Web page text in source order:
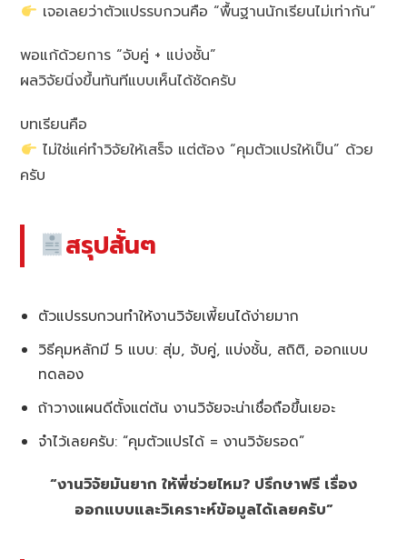
เจอเลยว่าตัวแปรรบกวนคือ “พื้นฐานนักเรียนไม่เท่ากัน”
พอแก้ด้วยการ “จับคู่ + แบ่งชั้น”
ผลวิจัยนิ่งขึ้นทันทีแบบเห็นได้ชัดครับ
บทเรียนคือ
ไม่ใช่แค่ทำวิจัยให้เสร็จ แต่ต้อง “คุมตัวแปรให้เป็น” ด้วย
ครับ
สรุปสั้นๆ
ตัวแปรรบกวนทำให้งานวิจัยเพี้ยนได้ง่ายมาก
วิธีคุมหลักมี 5 แบบ: สุ่ม, จับคู่, แบ่งชั้น, สถิติ, ออกแบบ
ทดลอง
ถ้าวางแผนดีตั้งแต่ต้น งานวิจัยจะน่าเชื่อถือขึ้นเยอะ
จำไว้เลยครับ: “คุมตัวแปรได้ = งานวิจัยรอด”
“งานวิจัยมันยาก ให้พี่ช่วยไหม? ปรึกษาฟรี เรื่อง
ออกแบบและวิเคราะห์ข้อมูลได้เลยครับ”